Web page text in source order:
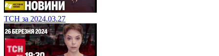
ТСН за 2024.03.27